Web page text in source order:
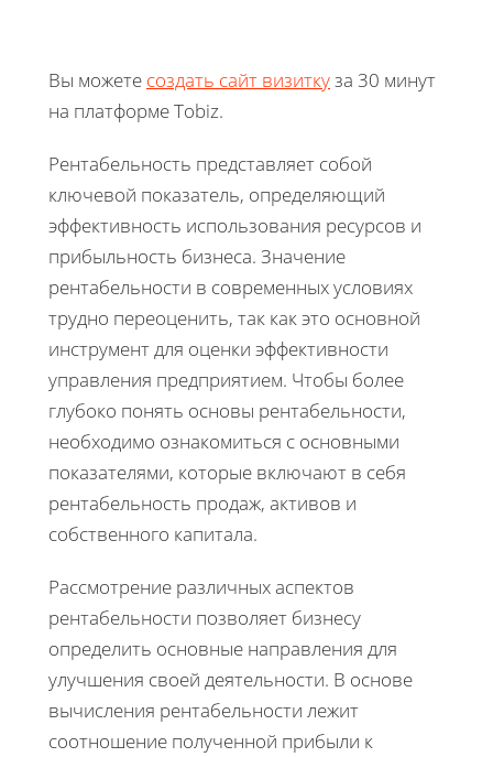
Вы можете создать сайт визиткуза 30 минут
на платформе Tobiz.
Рентабельность представляет собой
ключевой показатель, определяющий
эффективность использования ресурсов и
прибыльность бизнеса. Значение
рентабельности в современных условиях
трудно переоценить, так как это основной
инструмент для оценки эффективности
управления предприятием. Чтобы более
глубоко понять основы рентабельности,
необходимо ознакомиться с основными
показателями, которые включают в себя
рентабельность продаж, активов и
собственного капитала.
Рассмотрение различных аспектов
рентабельности позволяет бизнесу
определить основные направления для
улучшения своей деятельности. В основе
вычисления рентабельности лежит
соотношение полученной прибыли к